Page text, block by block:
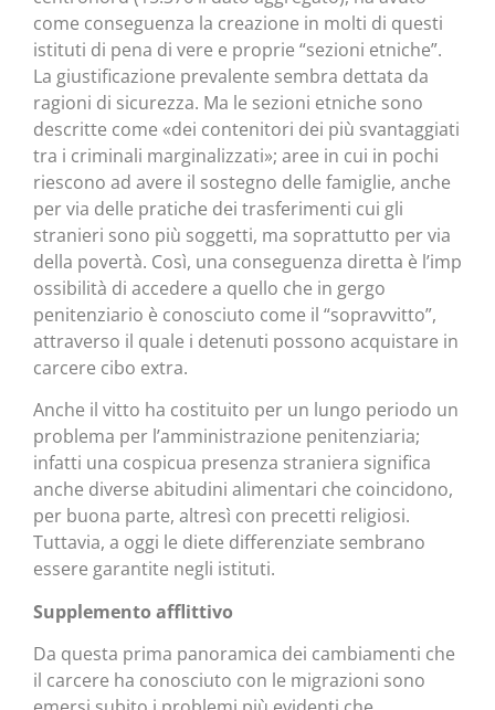
come conseguenza la creazione in molti di questi
istituti di pena di vere e proprie “sezioni etniche”.
La giustificazione prevalente sembra dettata da
ragioni di sicurezza. Ma le sezioni etniche sono
descritte come «dei contenitori dei più svantaggiati
tra i criminali marginalizzati»; aree in cui in pochi
riescono ad avere il sostegno delle famiglie, anche
per via delle pratiche dei trasferimenti cui gli
stranieri sono più soggetti, ma soprattutto per via
della povertà. Così, una conseguenza diretta è l’imp
ossibilità di accedere a quello che in gergo
penitenziario è conosciuto come il “sopravvitto”,
attraverso il quale i detenuti possono acquistare in
carcere cibo extra.
Anche il vitto ha costituito per un lungo periodo un
problema per l’amministrazione penitenziaria;
infatti una cospicua presenza straniera significa
anche diverse abitudini alimentari che coincidono,
per buona parte, altresì con precetti religiosi.
Tuttavia, a oggi le diete differenziate sembrano
essere garantite negli istituti.
Supplemento afflittivo
Da questa prima panoramica dei cambiamenti che
il carcere ha conosciuto con le migrazioni sono